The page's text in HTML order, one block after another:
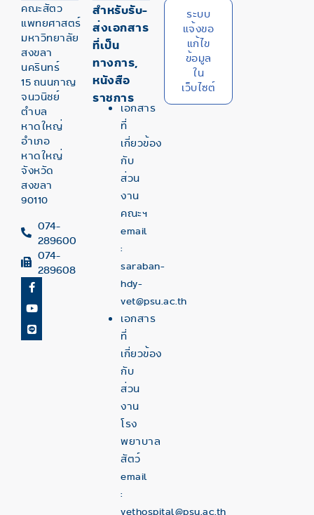
คณะสัตว
แพทยศาสตร์
มหาวิทยาลัย
สงขลา
นครินทร์
15 ถนนกาญ
จนวนิชย์
ตำบล
หาดใหญ่
อำเภอ
หาดใหญ่
จังหวัด
สงขลา
90110
074-
289600
074-
289608
สำหรับรับ-
ส่งเอกสาร
ที่เป็น
ทางการ,
หนังสือ
ราชการ
เอกสาร
ที่
เกี่ยวข้อง
กับ
ส่วน
งาน
คณะฯ
email
:
saraban-
hdy-
vet@psu.ac.th
เอกสาร
ที่
เกี่ยวข้อง
กับ
ส่วน
งาน
โรง
พยาบาล
สัตว์
email
:
vethospital@psu.ac.th
ระบบ
แจ้งขอ
แก้ไข
ข้อมูล
ใน
เว็บไซต์